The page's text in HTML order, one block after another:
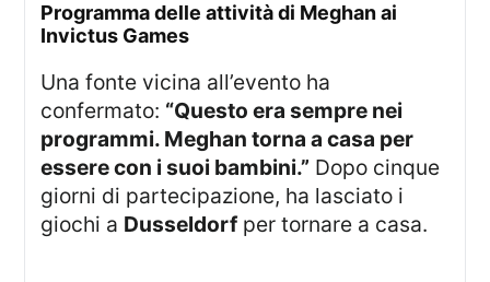
Programma delle attività di Meghan ai
Invictus Games
Una fonte vicina all’evento ha
confermato: “Questo era sempre nei
programmi. Meghan torna a casa per
essere con i suoi bambini.” Dopo cinque
giorni di partecipazione, ha lasciato i
giochi a Dusseldorf per tornare a casa.